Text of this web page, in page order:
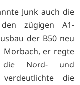
Junk auch die
zügigen A1-
der B50 neu
Morbach, er regte
die Nord- und
die